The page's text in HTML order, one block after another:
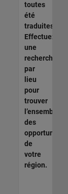
toutes
été
traduites.
Effectuez
une
recherche
par
lieu
pour
trouver
l’ensemble
des
opportunités
de
votre
région.